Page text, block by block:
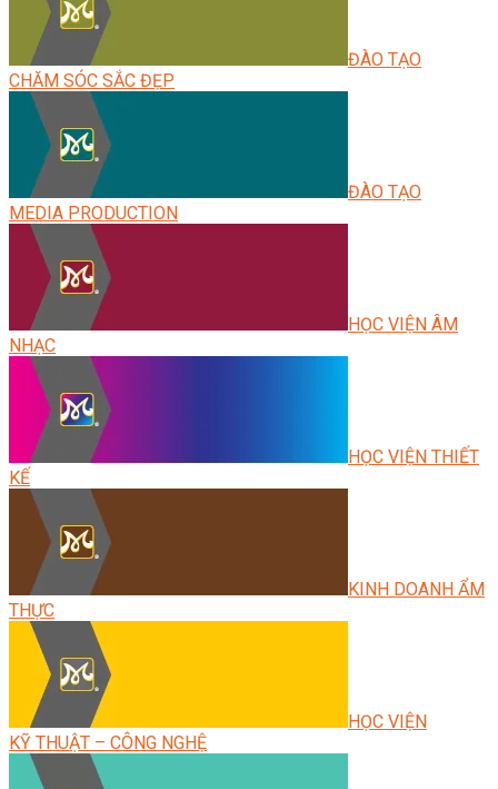
ĐÀO TẠO
CHĂM SÓC SẮC ĐẸP
ĐÀO TẠO
MEDIA PRODUCTION
HỌC VIỆN ÂM
NHẠC
HỌC VIỆN THIẾT
KẾ
KINH DOANH ẨM
THỰC
HỌC VIỆN
KỸ THUẬT – CÔNG NGHỆ